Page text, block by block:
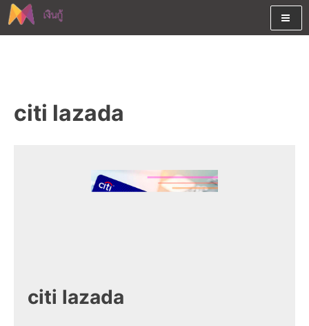
Skip
to
เงินสด และมีรีไฟแนนซ์ด้วย
citi lazada
citi lazada